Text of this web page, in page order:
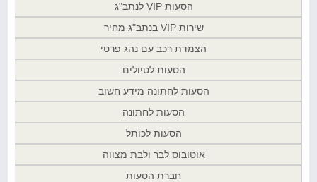
הסעות VIP לנתב"ג
שירות VIP בנתב"ג מחיר
הצמדת רכב עם נהג פרטי
הסעות לטיולים
הסעות לחתונה מידע חשוב
הסעות לחתונה
הסעות לכותל
אוטובוס לבר ולבת מצווה
חברת הסעות